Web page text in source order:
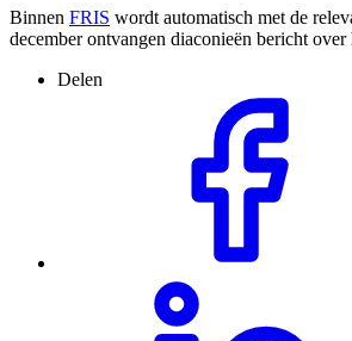
Binnen FRIS wordt automatisch met de
december ontvangen diaconieën bericht
Delen